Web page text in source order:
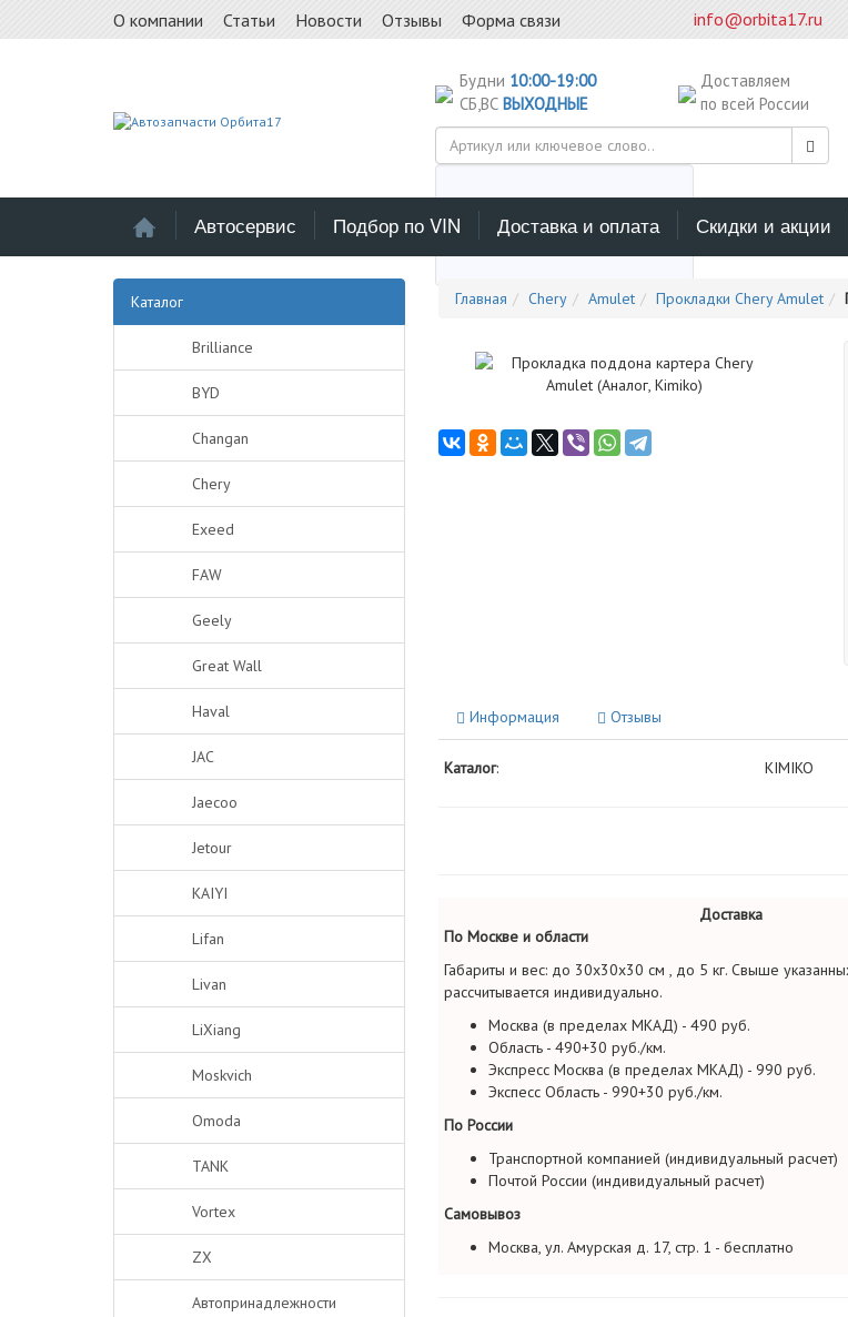
О компании Статьи Новости Отзывы Форма связи info@orbita17.ru
Будни 10:00-19:00
СБ,ВС ВЫХОДНЫЕ
Доставляем
по всей России
Выберите каталог поиска
Автосервис Подбор по VIN Доставка и оплата Скидки и акции
Каталог
Brilliance
BYD
Changan
Chery
Exeed
FAW
Geely
Great Wall
Haval
JAC
Jaecoo
Jetour
KAIYI
Lifan
Livan
LiXiang
Moskvich
Omoda
TANK
Vortex
ZX
Автопринадлежности
Главная Chery Amulet Прокладки Chery Amulet
Информация Отзывы
Каталог: KIMIKO
Доставка
По Москве и области
Габариты и вес: до 30х30х30 см , до 5 кг. Свыше
рассчитывается индивидуально.
Москва (в пределах МКАД) - 490 руб.
Область - 490+30 руб./км.
Экспресс Москва (в пределах МКАД) - 990 руб.
Экспесс Область - 990+30 руб./км.
По России
Транспортной компанией (индивидуальный расчет)
Почтой России (индивидуальный расчет)
Самовывоз
Москва, ул. Амурская д. 17, стр. 1 - бесплатно